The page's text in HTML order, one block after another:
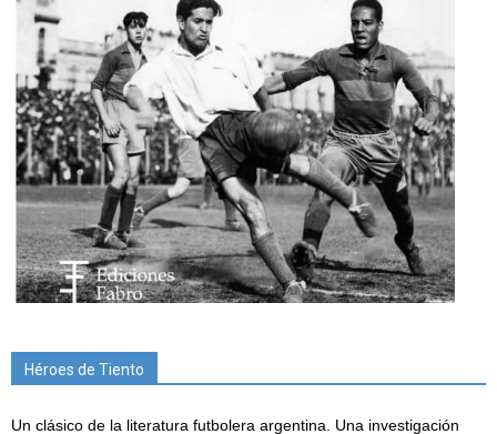
Héroes de Tiento
Un clásico de la literatura futbolera argentina. Una investigación